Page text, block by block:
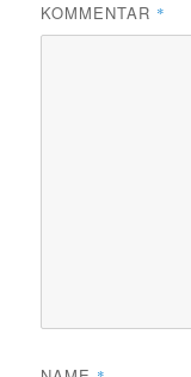
KOMMENTAR *